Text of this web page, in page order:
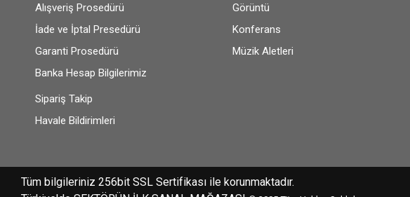
Alışveriş Prosedürü
İade ve İptal Presedürü
Garanti Prosedürü
Banka Hesap Bilgilerimiz
Sipariş Takip
Havale Bildirimleri
Görüntü
Konferans
Müzik Aletleri
Tüm bilgileriniz 256bit SSL Sertifikası ile korunmaktadır.